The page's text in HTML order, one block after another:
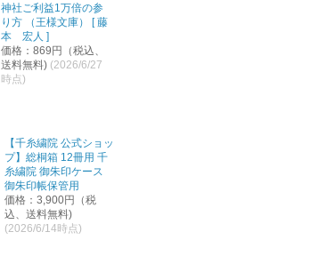
神社ご利益1万倍の参
り方 （王様文庫） [ 藤
本 宏人 ]
価格：869円（税込、
送料無料) (2026/6/27
時点)
【千糸繍院 公式ショッ
プ】総桐箱 12冊用 千
糸繍院 御朱印ケース
御朱印帳保管用
価格：3,900円（税
込、送料無料)
(2026/6/14時点)